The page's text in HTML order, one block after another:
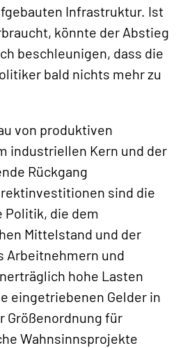
Infrastruktur. Ist
könnte der Abstieg
beschleunigen, dass die
bald nichts mehr zu
von produktiven
industriellen Kern und der
Rückgang
sind die
Politik, die dem
Mittelstand und der
Arbeitnehmern und
hohe Lasten
eingetriebenen Gelder in
Größenordnung für
Wahnsinnsprojekte